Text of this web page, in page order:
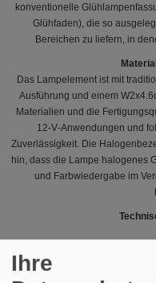
konventionelle
Glühfaden), die so
Bereichen zu liefern, in
Das Lampelement ist mit
Ausführung und einem
Materialien und die
12‑V‑Anwendungen und
Zuverlässigkeit. Die
hin, dass die Lampe halogenes
und Farbwiedergabe im
Ihre